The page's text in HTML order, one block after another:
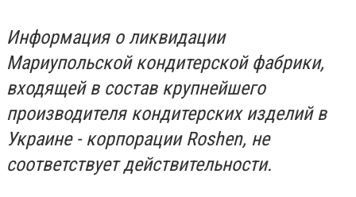
Информация о ликвидации
Мариупольской кондитерской фабрики,
входящей в состав крупнейшего
производителя кондитерских изделий в
Украине - корпорации Roshen, не
соответствует действительности.